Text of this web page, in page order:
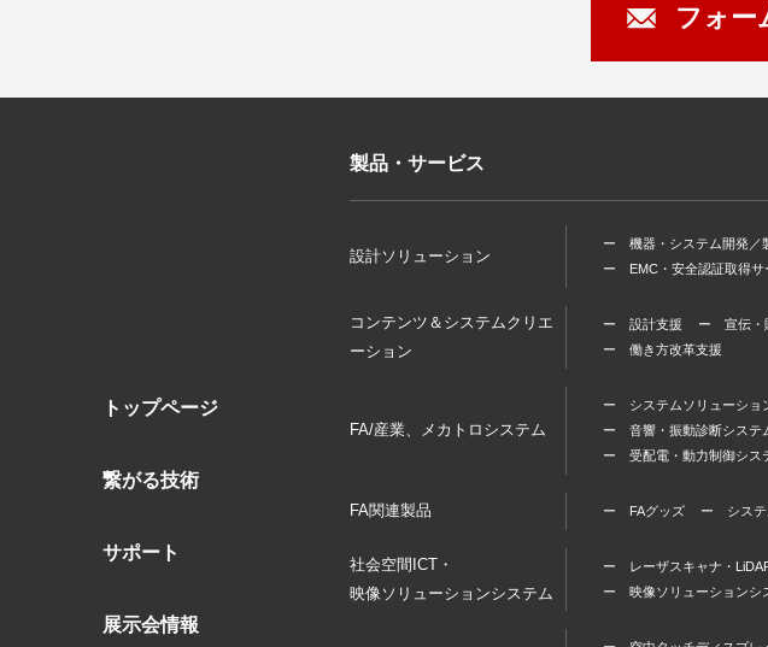
フォー
トップページ
繋がる技術
サポート
展示会情報
製品・サービス
設計ソリューション
ー 機器・システム開発／
ー EMC・安全認証取得サ
コンテンツ＆システムクリエ
ーション
ー 設計支援 ー 宣伝・
ー 働き方改革支援
FA/産業、メカトロシステム
ー システムソリューショ
ー 音響・振動診断システ
ー 受配電・動力制御シス
FA関連製品 ー FAグッズ ー システ
社会空間ICT・
映像ソリューションシステム
ー レーザスキャナ・
ー 映像ソリューションシ